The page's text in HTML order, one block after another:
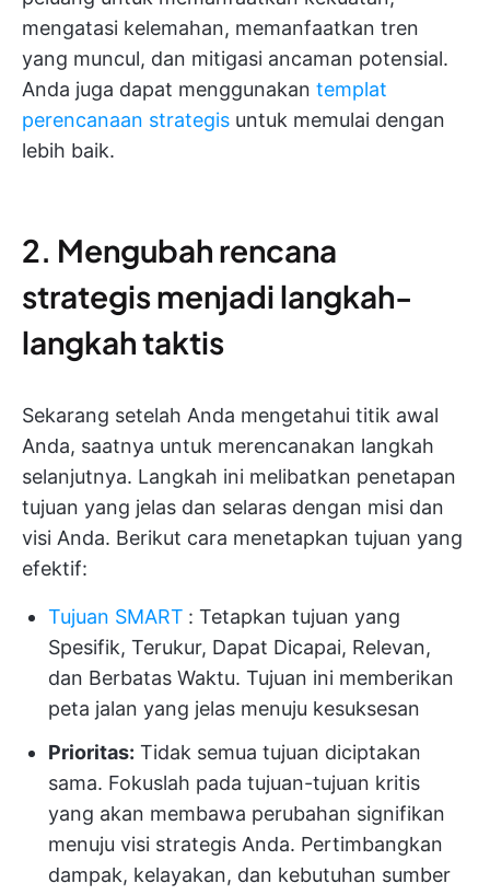
mengatasi kelemahan, memanfaatkan tren
yang muncul, dan mitigasi ancaman potensial.
Anda juga dapat menggunakan templat
perencanaan strategis untuk memulai dengan
lebih baik.
2. Mengubah rencana
strategis menjadi langkah-
langkah taktis
Sekarang setelah Anda mengetahui titik awal
Anda, saatnya untuk merencanakan langkah
selanjutnya. Langkah ini melibatkan penetapan
tujuan yang jelas dan selaras dengan misi dan
visi Anda. Berikut cara menetapkan tujuan yang
efektif:
Tujuan SMART : Tetapkan tujuan yang
Spesifik, Terukur, Dapat Dicapai, Relevan,
dan Berbatas Waktu. Tujuan ini memberikan
peta jalan yang jelas menuju kesuksesan
Prioritas: Tidak semua tujuan diciptakan
sama. Fokuslah pada tujuan-tujuan kritis
yang akan membawa perubahan signifikan
menuju visi strategis Anda. Pertimbangkan
dampak, kelayakan, dan kebutuhan sumber